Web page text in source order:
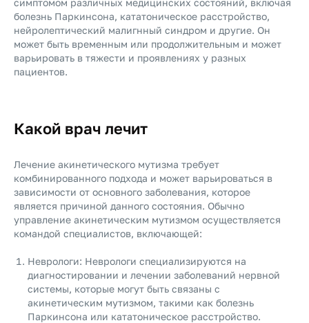
симптомом различных медицинских состояний, включая
болезнь Паркинсона, кататоническое расстройство,
нейролептический малигнный синдром и другие. Он
может быть временным или продолжительным и может
варьировать в тяжести и проявлениях у разных
пациентов.
Какой врач лечит
Лечение акинетического мутизма требует
комбинированного подхода и может варьироваться в
зависимости от основного заболевания, которое
является причиной данного состояния. Обычно
управление акинетическим мутизмом осуществляется
командой специалистов, включающей:
Неврологи: Неврологи специализируются на
диагностировании и лечении заболеваний нервной
системы, которые могут быть связаны с
акинетическим мутизмом, такими как болезнь
Паркинсона или кататоническое расстройство.